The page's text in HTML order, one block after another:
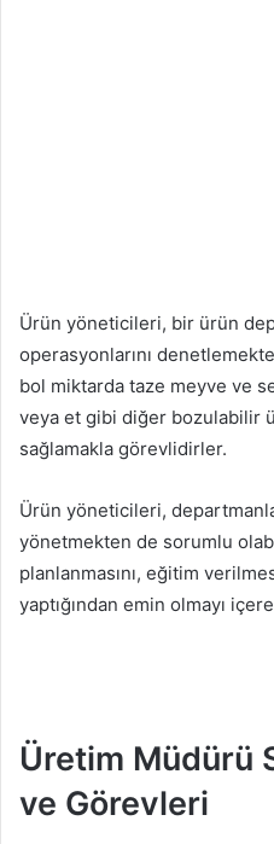
Ürün yöneticileri, bir ürün
operasyonlarını
bol miktarda taze meyve ve
veya et gibi diğer bozulabilir
sağlamakla görevlidirler.
Ürün yöneticileri,
yönetmekten de sorumlu
planlanmasını, eğitim
yaptığından emin olmayı
Üretim Müdürü
ve Görevleri